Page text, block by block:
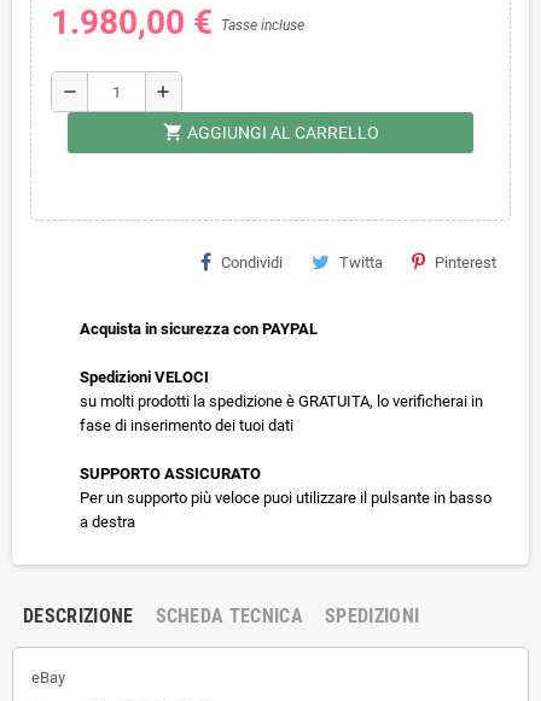
1.980,00 € Tasse incluse
remove add
shopping_cart AGGIUNGI AL CARRELLO
Condividi Twitta Pinterest
Acquista in sicurezza con PAYPAL
Spedizioni VELOCI
su molti prodotti la spedizione è GRATUITA, lo verificherai in
fase di inserimento dei tuoi dati
SUPPORTO ASSICURATO
Per un supporto più veloce puoi utilizzare il pulsante in basso
a destra
DESCRIZIONE SCHEDA TECNICA SPEDIZIONI
eBay